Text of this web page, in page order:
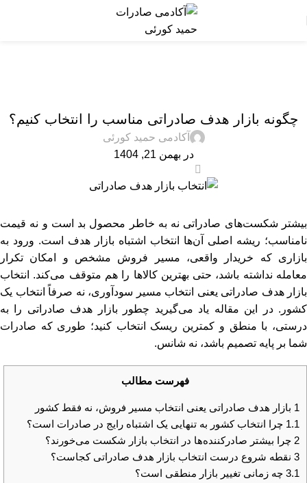
چگونه بازار هدف صادراتی مناسب را انتخاب کنیم؟
آکادمی حمید کورئی
در بهمن 21, 1404
بیشتر شکست‌های صادراتی نه به‌ خاطر محصول بد است و نه قیمت
نامناسب؛ ریشه اصلی آن‌ها انتخاب اشتباه بازار هدف است. ورود به
بازاری که خریدار واقعی، مسیر فروش مشخص و امکان تکرار
معامله نداشته باشد، حتی بهترین کالاها را هم متوقف می‌کند. انتخاب
بازار هدف صادراتی یعنی انتخاب مسیر سودآوری، نه صرفاً انتخاب یک
کشور. در این مقاله یاد می‌گیرید چطور بازار هدف صادراتی را به‌
درستی، با منطق و کمترین ریسک انتخاب کنید؛ طوری که صادرات
شما بر پایه تصمیم باشد، نه شانس.
فهرست مطالب
1 بازار هدف صادراتی یعنی انتخاب مسیر فروش، نه فقط کشور
1.1 چرا انتخاب کشور به‌ تنهایی یک اشتباه رایج در صادرات است؟
2 چرا بیشتر صادرکننده‌ها در انتخاب بازار شکست می‌خورند؟
3 نقطه شروع درست انتخاب بازار هدف صادراتی کجاست؟
3.1 چه زمانی تغییر بازار منطقی است؟